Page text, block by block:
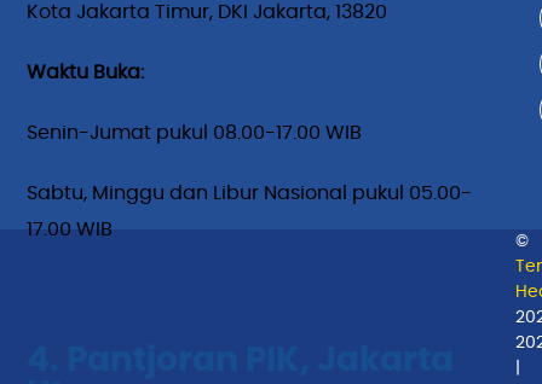
Kota Jakarta Timur, DKI Jakarta, 13820
Waktu Buka:
Senin-Jumat pukul 08.00-17.00 WIB
Sabtu, Minggu dan Libur Nasional pukul 05.00-
17.00 WIB
©